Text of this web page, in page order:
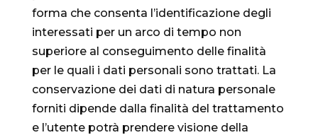
forma che consenta l’identificazione degli
interessati per un arco di tempo non
superiore al conseguimento delle finalità
per le quali i dati personali sono trattati. La
conservazione dei dati di natura personale
forniti dipende dalla finalità del trattamento
e l’utente potrà prendere visione della